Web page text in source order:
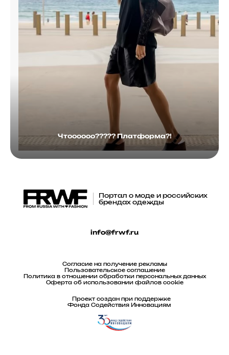
Чтоооооо????? Платформа?!
Портал о моде и российских
брендах одежды
info@frwf.ru
Согласие на получение рекламы
Пользовательское соглашение
Политика в отношении обработки персональных данных
Оферта об использовании файлов cookie
Проект создан при поддержке
Фонда Содействия Инновациям